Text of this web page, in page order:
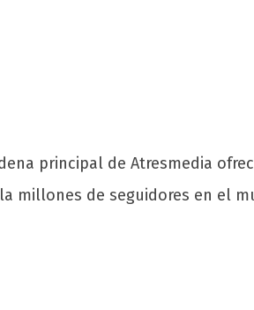
principal de Atresmedia
millones de seguidores en el